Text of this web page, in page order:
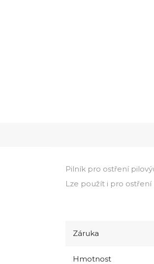
Pilník pro ostření
Lze použít i pro ostření
Záruka
Hmotnost